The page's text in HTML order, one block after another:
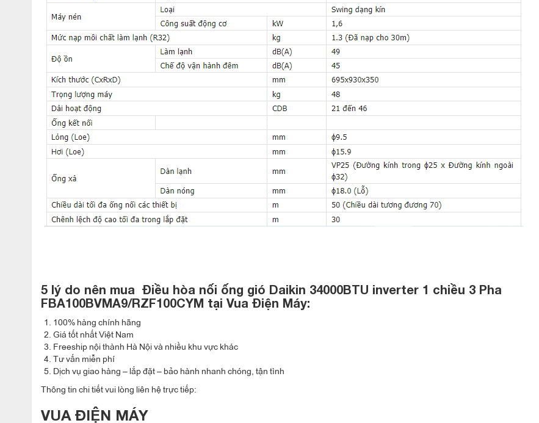
là tốt nhất cho cả tiết kiệm năng lượng do hiệu suất làm lạnh cao hơn hẳn so với R22, R410A cũng như đặc biệt thân thiện với
môi trường
Thiết kế mỏng và nhỏ gọn
Điều hòa nối ống gió Daikin 34000BTU inverter 1 chiều 3 Pha FBA100BVMA9/RZF100CYM
5 lý do nên mua Điều hòa nối ống gió Daikin 34000BTU inverter 1 chiều 3 Pha
FBA100BVMA9/RZF100CYM tại Vua Điện Máy:
100% hàng chính hãng
Giá tốt nhất Việt Nam
Freeship nội thành Hà Nội và nhiều khu vực khác
Tư vấn miễn phí
Dịch vụ giao hàng – lắp đặt – bảo hành nhanh chóng, tận tình
Thông tin chi tiết vui lòng liên hệ trực tiếp:
VUA ĐIỆN MÁY